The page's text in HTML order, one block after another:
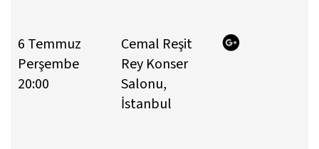
6 Temmuz
Perşembe
20:00
Cemal Reşit
Rey Konser
Salonu,
İstanbul